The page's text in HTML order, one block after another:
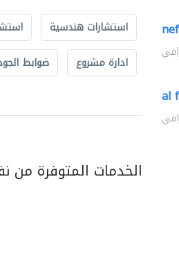
استشارات هندسية
ادارة مشروع
ضوابط
الخدمات المتوفرة من
al